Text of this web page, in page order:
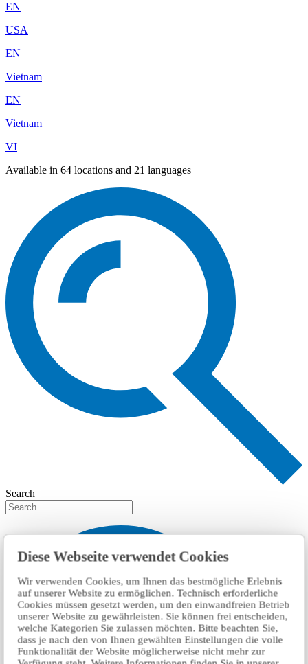
Diese Webseite verwendet Cookies
Wir verwenden Cookies, um Ihnen das bestmögliche Erlebnis
auf unserer Website zu ermöglichen. Technisch erforderliche
Cookies müssen gesetzt werden, um den einwandfreien Betrieb
unserer Website zu gewährleisten. Sie können frei entscheiden,
welche Kategorien Sie zulassen möchten. Bitte beachten Sie,
dass je nach den von Ihnen gewählten Einstellungen die volle
Funktionalität der Website möglicherweise nicht mehr zur
EN
USA
EN
Vietnam
EN
Vietnam
VI
Available in 64 locations and 21 languages
Search